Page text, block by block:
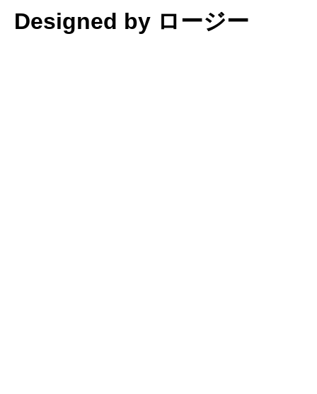
Designed by ロージー